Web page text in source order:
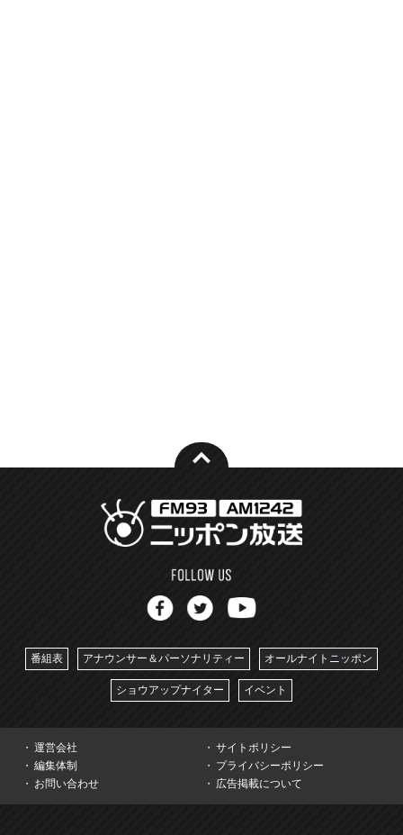
番組表 アナウンサー＆パーソナリティー オールナイトニッポン
ショウアップナイター イベント
運営会社
サイトポリシー
編集体制
プライバシーポリシー
お問い合わせ
広告掲載について